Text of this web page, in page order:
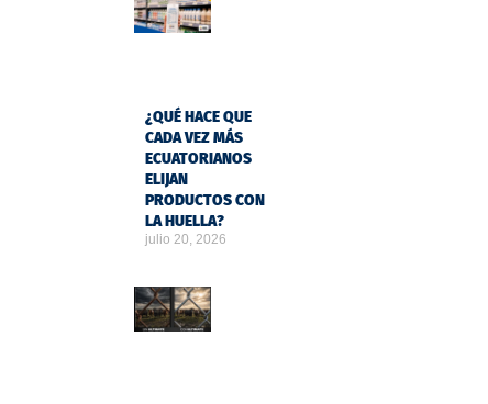
¿QUÉ HACE QUE
CADA VEZ MÁS
ECUATORIANOS
ELIJAN
PRODUCTOS CON
LA HUELLA?
julio 20, 2026